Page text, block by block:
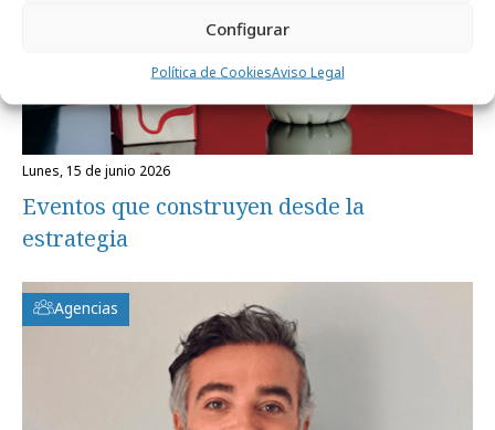
Configurar
Política de CookiesAviso Legal
lunes, 15 de junio 2026
Eventos que construyen desde la
estrategia
Agencias